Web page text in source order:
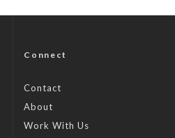
Connect
Contact
About
Work With Us